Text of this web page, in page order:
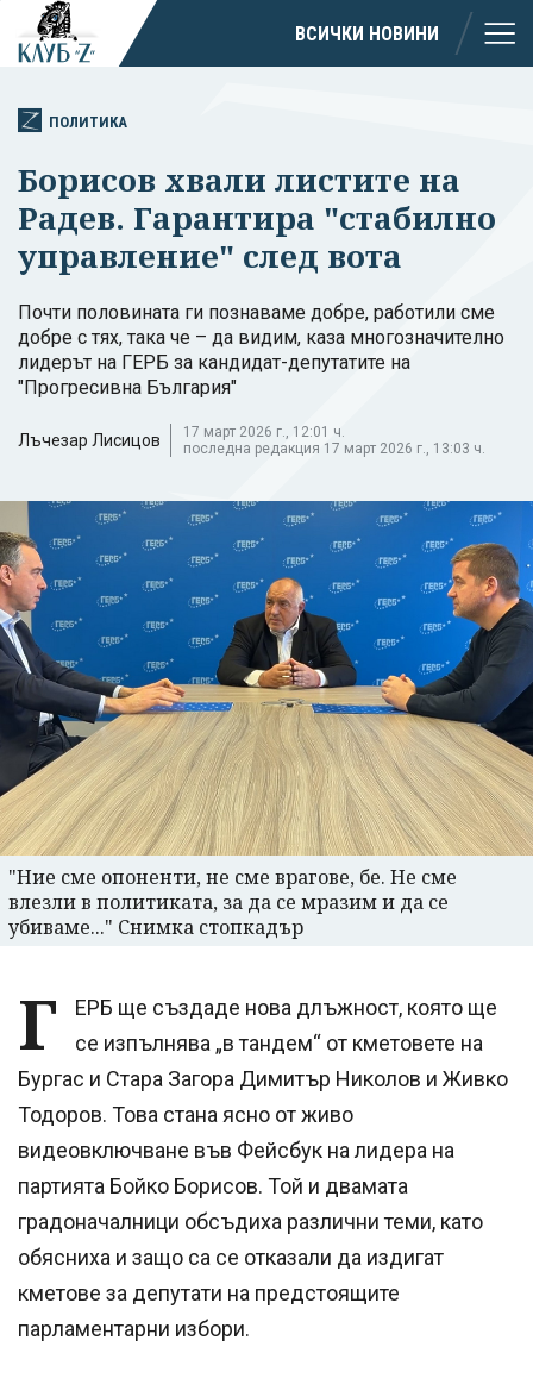
ВСИЧКИ НОВИНИ
ПОЛИТИКА
Борисов хвали листите на
Радев. Гарантира "стабилно
управление" след вота
Почти половината ги познаваме добре, работили сме
добре с тях, така че – да видим, каза многозначително
лидерът на ГЕРБ за кандидат-депутатите на
"Прогресивна България"
Лъчезар Лисицов
17 март 2026 г., 12:01 ч.
последна редакция 17 март 2026 г., 13:03 ч.
"Ние сме опоненти, не сме врагове, бе. Не сме
влезли в политиката, за да се мразим и да се
убиваме..." Снимка стопкадър
Г
ЕРБ ще създаде нова длъжност, която ще
се изпълнява „в тандем“ от кметовете на
Бургас и Стара Загора Димитър Николов и Живко
Тодоров. Това стана ясно от живо
видеовключване във Фейсбук на лидера на
партията Бойко Борисов. Той и двамата
градоначалници обсъдиха различни теми, като
обясниха и защо са се отказали да издигат
кметове за депутати на предстоящите
парламентарни избори.